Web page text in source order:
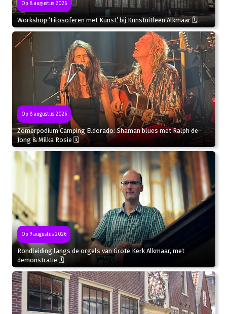
Op 8 augustus 2026
Workshop ‘Filosoferen met Kunst’ bij Kunstuitleen Alkmaar 🗓
Op 8 augustus 2026
Zomerpodium Camping Eldorado: Shaman blues met Ralph de
Jong & Milka Rosie 🗓
Op 9 augustus 2026
Rondleiding langs de orgels van Grote Kerk Alkmaar, met
demonstratie 🗓